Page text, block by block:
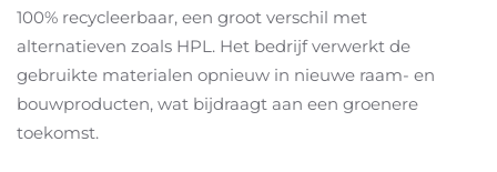
100% recycleerbaar, een groot verschil met
alternatieven zoals HPL. Het bedrijf verwerkt de
gebruikte materialen opnieuw in nieuwe raam- en
bouwproducten, wat bijdraagt aan een groenere
toekomst.